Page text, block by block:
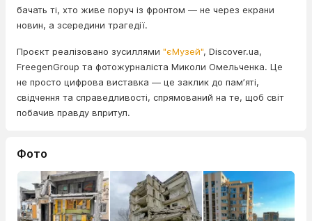
бачать ті, хто живе поруч із фронтом — не через екрани
новин, а зсередини трагедії.
Проєкт реалізовано зусиллями "єМузей", Discover.ua,
FreegenGroup та фотожурналіста Миколи Омельченка. Це
не просто цифрова виставка — це заклик до памʼяті,
свідчення та справедливості, спрямований на те, щоб світ
побачив правду впритул.
Фото